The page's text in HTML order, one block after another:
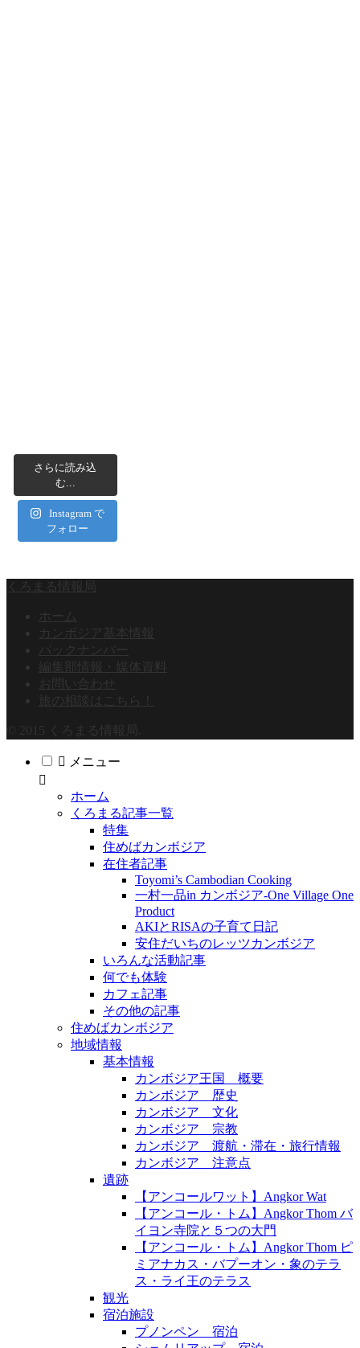
さらに読み込
む...
Instagram で
フォロー
くろまる情報局
ホーム
カンボジア基本情報
バックナンバー
編集部情報・媒体資料
お問い合わせ
旅の相談はこちら！
© 2015 くろまる情報局.
メニュー
ホーム
くろまる記事一覧
特集
住めばカンボジア
在住者記事
Toyomi’s Cambodian Cooking
一村一品in カンボジア-One Village One
Product
AKIとRISAの子育て日記
安住だいちのレッツカンボジア
いろんな活動記事
何でも体験
カフェ記事
その他の記事
住めばカンボジア
地域情報
基本情報
カンボジア王国 概要
カンボジア 歴史
カンボジア 文化
カンボジア 宗教
カンボジア 渡航・滞在・旅行情報
カンボジア 注意点
遺跡
【アンコールワット】Angkor Wat
【アンコール・トム】Angkor Thom バ
イヨン寺院と５つの大門
【アンコール・トム】Angkor Thom ピ
ミアナカス・バプーオン・象のテラ
ス・ライ王のテラス
観光
宿泊施設
プノンペン 宿泊